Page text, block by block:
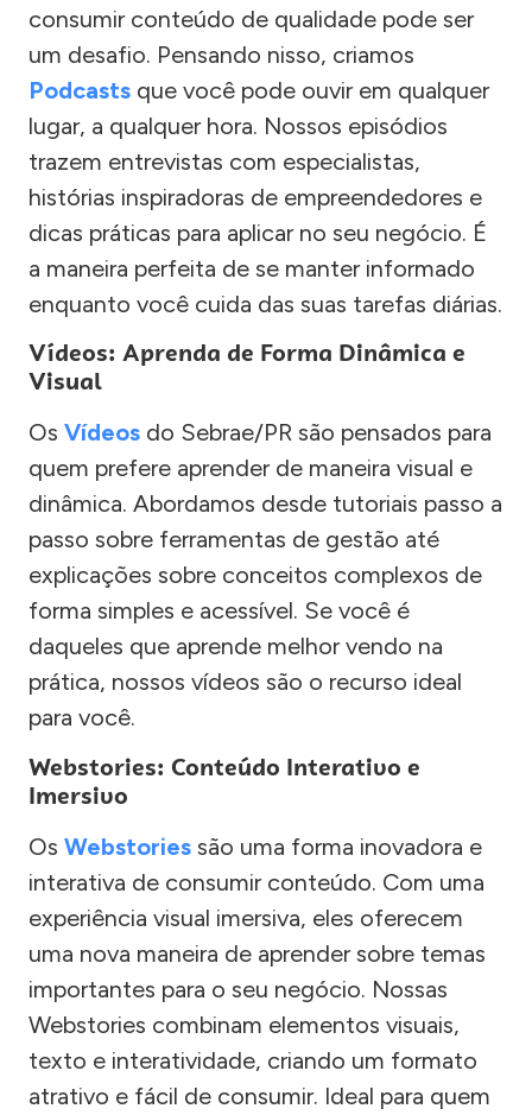
consumir conteúdo de qualidade pode ser
um desafio. Pensando nisso, criamos
Podcasts que você pode ouvir em qualquer
lugar, a qualquer hora. Nossos episódios
trazem entrevistas com especialistas,
histórias inspiradoras de empreendedores e
dicas práticas para aplicar no seu negócio. É
a maneira perfeita de se manter informado
enquanto você cuida das suas tarefas diárias.
Vídeos: Aprenda de Forma Dinâmica e
Visual
Os Vídeos do Sebrae/PR são pensados para
quem prefere aprender de maneira visual e
dinâmica. Abordamos desde tutoriais passo a
passo sobre ferramentas de gestão até
explicações sobre conceitos complexos de
forma simples e acessível. Se você é
daqueles que aprende melhor vendo na
prática, nossos vídeos são o recurso ideal
para você.
Webstories: Conteúdo Interativo e
Imersivo
Os Webstories são uma forma inovadora e
interativa de consumir conteúdo. Com uma
experiência visual imersiva, eles oferecem
uma nova maneira de aprender sobre temas
importantes para o seu negócio. Nossas
Webstories combinam elementos visuais,
texto e interatividade, criando um formato
atrativo e fácil de consumir. Ideal para quem